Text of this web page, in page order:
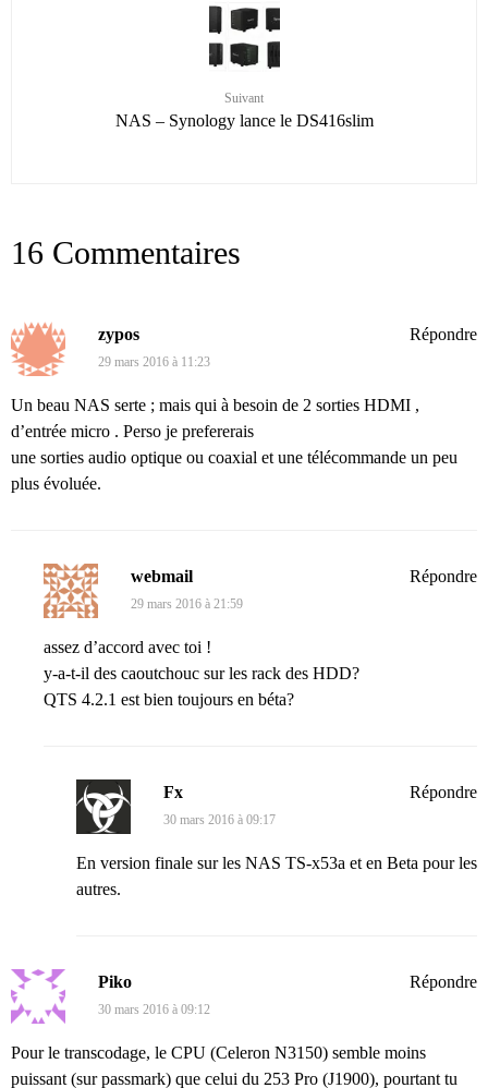
Suivant
NAS – Synology lance le DS416slim
16 Commentaires
zypos
29 mars 2016 à 11:23
Un beau NAS serte ; mais qui à besoin de 2 sorties HDMI ,
d’entrée micro . Perso je prefererais
une sorties audio optique ou coaxial et une télécommande un peu
plus évoluée.
Répondre
webmail
29 mars 2016 à 21:59
assez d’accord avec toi !
y-a-t-il des caoutchouc sur les rack des HDD?
QTS 4.2.1 est bien toujours en béta?
Répondre
Fx
30 mars 2016 à 09:17
En version finale sur les NAS TS-x53a et en Beta pour les
autres.
Répondre
Piko
30 mars 2016 à 09:12
Pour le transcodage, le CPU (Celeron N3150) semble moins
puissant (sur passmark) que celui du 253 Pro (J1900), pourtant tu
Répondre